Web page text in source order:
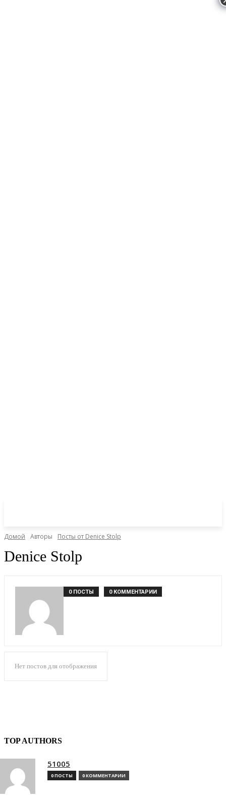
Домой Авторы Посты от Denice Stolp
Denice Stolp
0 ПОСТЫ 0 КОММЕНТАРИИ
Нет постов для отображения
TOP AUTHORS
51005
0 ПОСТЫ 0 КОММЕНТАРИИ